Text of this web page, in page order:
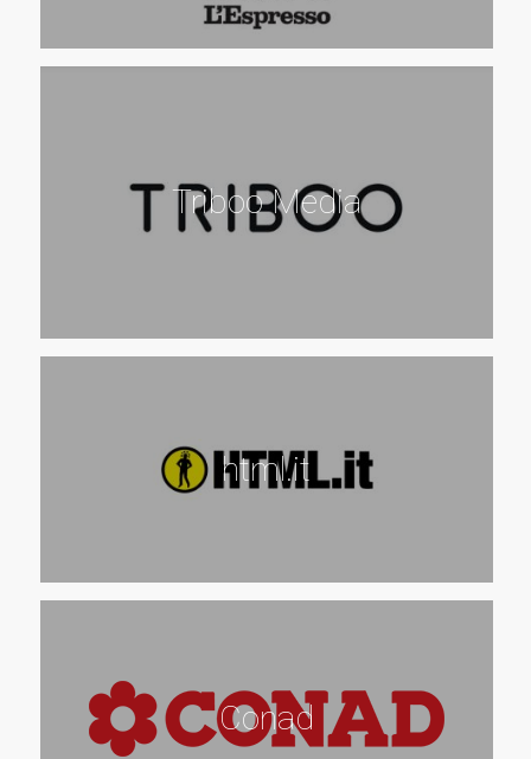
Triboo Media
html.it
Conad